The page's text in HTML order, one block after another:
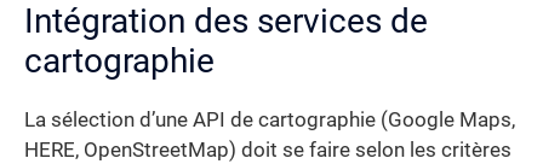
Intégration des services de
cartographie
La sélection d’une API de cartographie (Google Maps,
HERE, OpenStreetMap) doit se faire selon les critères